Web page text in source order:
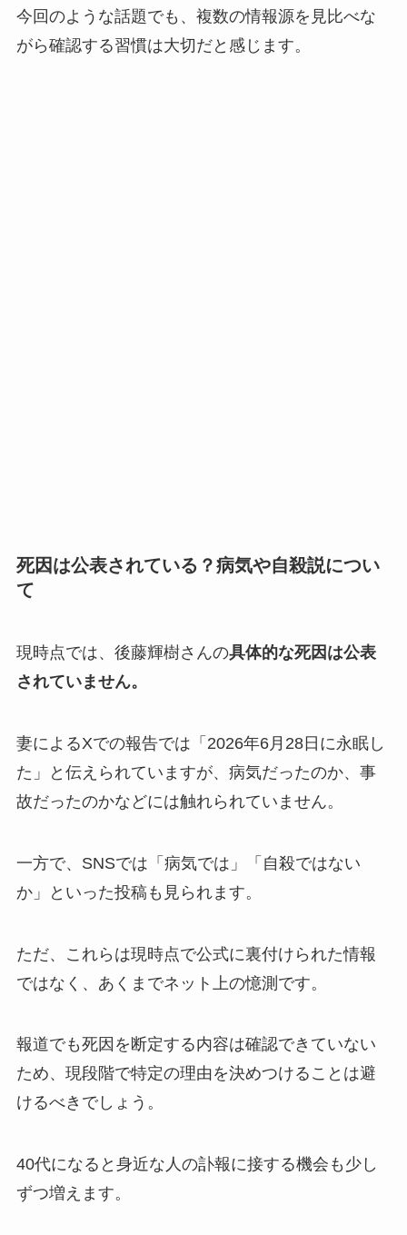
今回のような話題でも、複数の情報源を見比べな
がら確認する習慣は大切だと感じます。
死因は公表されている？病気や自殺説につい
て
現時点では、後藤輝樹さんの具体的な死因は公表
されていません。
妻によるXでの報告では「2026年6月28日に永眠し
た」と伝えられていますが、病気だったのか、事
故だったのかなどには触れられていません。
一方で、SNSでは「病気では」「自殺ではない
か」といった投稿も見られます。
ただ、これらは現時点で公式に裏付けられた情報
ではなく、あくまでネット上の憶測です。
報道でも死因を断定する内容は確認できていない
ため、現段階で特定の理由を決めつけることは避
けるべきでしょう。
40代になると身近な人の訃報に接する機会も少し
ずつ増えます。